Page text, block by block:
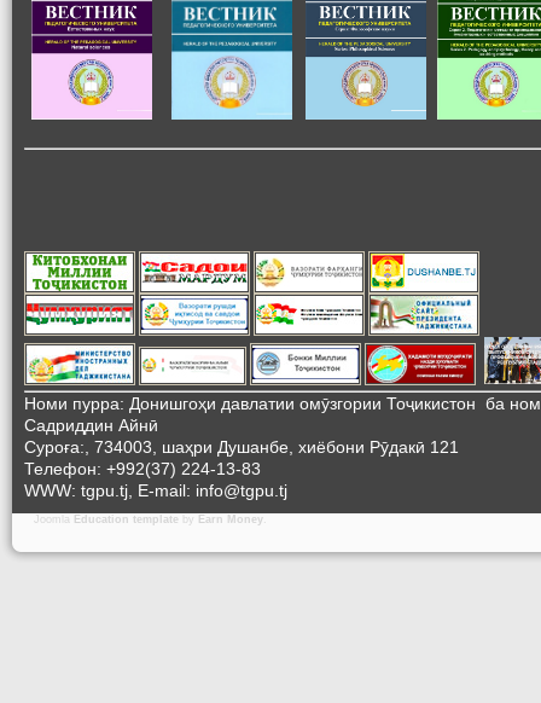
Номи пурра: Донишгоҳи давлатии омӯзгории Тоҷикистон ба
Садриддин Айнӣ
Суроға:, 734003, шаҳри Душанбе, хиёбони Рӯдакӣ 121
Телефон: +992(37) 224-13-83
WWW: tgpu.tj, E-mail: info@tgpu.tj
Joomla Education template by Earn Money